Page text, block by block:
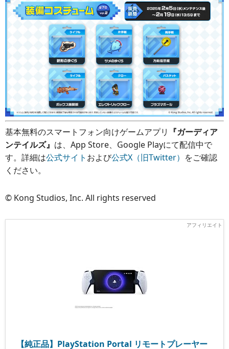
基本無料のスマートフォン向けゲームアプリ 『ガーディア
ンテイルズ』 は、App Store、Google Playにて配信中で
す。詳細は公式サイト および公式X（旧Twitter） をご確認
ください。
© Kong Studios, Inc. All rights reserved
【純正品】PlayStation Portal リモートプレーヤー